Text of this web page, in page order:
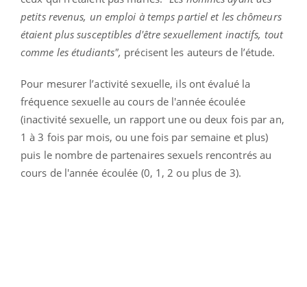
petits revenus, un emploi à temps partiel et les chômeurs
étaient plus susceptibles d'être sexuellement inactifs, tout
comme les étudiants", précisent les auteurs de l’étude.
Pour mesurer l’activité sexuelle, ils ont évalué la
fréquence sexuelle au cours de l'année écoulée
(inactivité sexuelle, un rapport une ou deux fois par an,
1 à 3 fois par mois, ou une fois par semaine et plus)
puis le nombre de partenaires sexuels rencontrés au
cours de l'année écoulée (0, 1, 2 ou plus de 3).